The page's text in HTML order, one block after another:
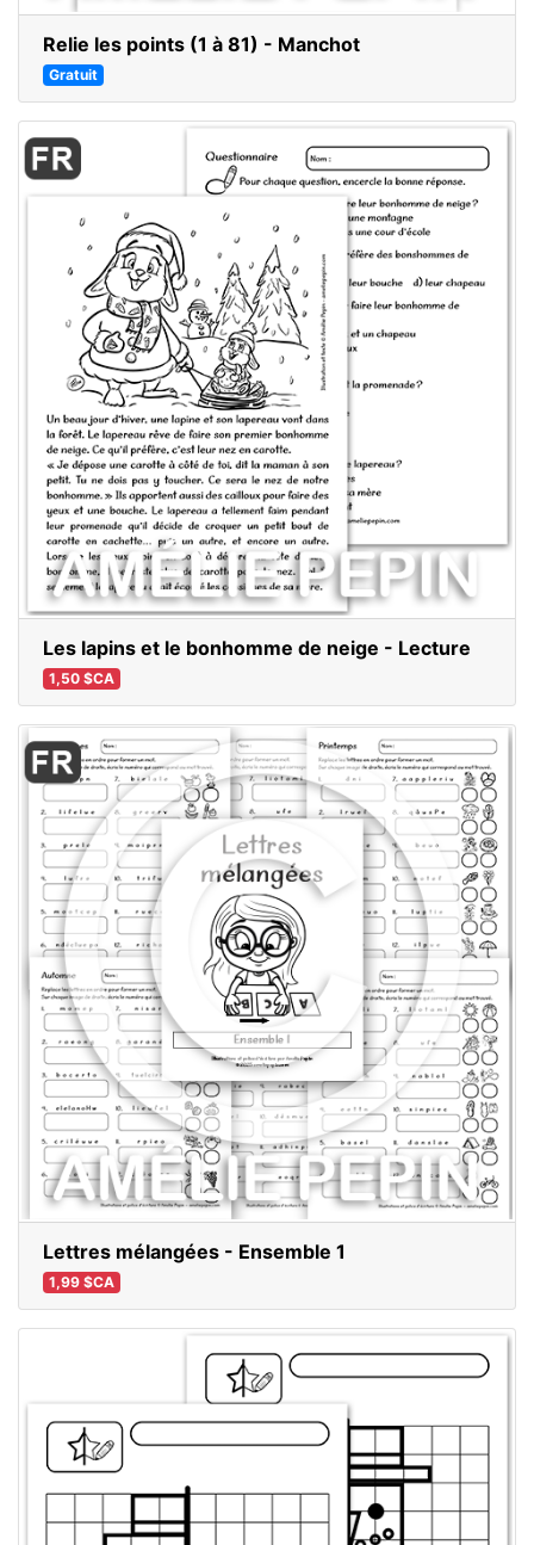
Relie les points (1 à 81) - Manchot
Gratuit
Les lapins et le bonhomme de neige - Lecture
1,50 $CA
Lettres mélangées - Ensemble 1
1,99 $CA